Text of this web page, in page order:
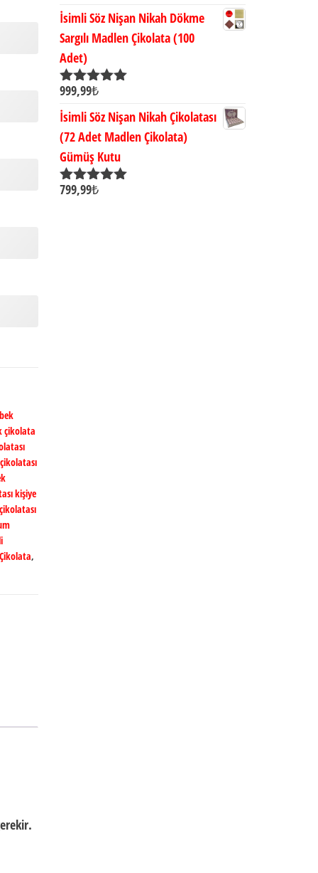
çikolata
kişiye
,
İsimli Söz Nişan Nikah Dökme
Sargılı Madlen Çikolata (100
Adet)
5 üzerinden
999,99₺
İsimli Söz Nişan Nikah Çikolatası
(72 Adet Madlen Çikolata)
Gümüş Kutu
5 üzerinden
799,99₺